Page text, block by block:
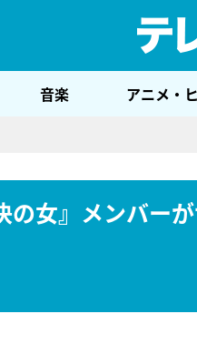
音楽 アニメ・
女』メンバー